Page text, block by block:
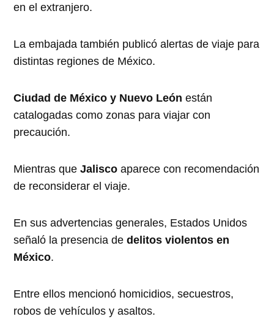
en el extranjero.
La embajada también publicó alertas de viaje para
distintas regiones de México.
Ciudad de México y Nuevo León están
catalogadas como zonas para viajar con
precaución.
Mientras queJalisco aparece con recomendación
de reconsiderar el viaje.
En sus advertencias generales, Estados Unidos
señaló la presencia dedelitos violentos en
México.
Entre ellos mencionó homicidios, secuestros,
robos de vehículos y asaltos.